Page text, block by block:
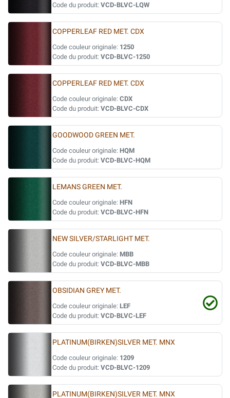
Code du produit: VCD-BLVC-LQW
COPPERLEAF RED MET. CDX
Code couleur originale: 1250
Code du produit: VCD-BLVC-1250
COPPERLEAF RED MET. CDX
Code couleur originale: CDX
Code du produit: VCD-BLVC-CDX
GOODWOOD GREEN MET.
Code couleur originale: HQM
Code du produit: VCD-BLVC-HQM
LEMANS GREEN MET.
Code couleur originale: HFN
Code du produit: VCD-BLVC-HFN
NEW SILVER/STARLIGHT MET.
Code couleur originale: MBB
Code du produit: VCD-BLVC-MBB
OBSIDIAN GREY MET.
Code couleur originale: LEF
Code du produit: VCD-BLVC-LEF
PLATINUM(BIRKEN)SILVER MET. MNX
Code couleur originale: 1209
Code du produit: VCD-BLVC-1209
PLATINUM(BIRKEN)SILVER MET. MNX